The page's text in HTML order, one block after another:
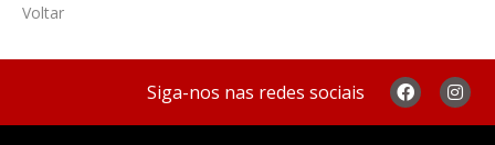
Voltar
Siga-nos nas redes sociais